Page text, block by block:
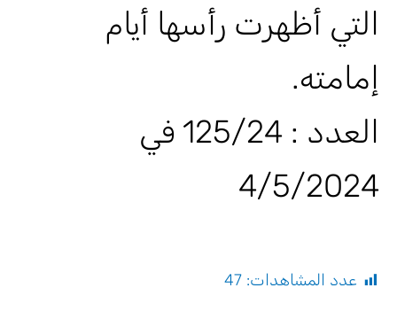
التي أظهرت رأسها أيام
إمامته.
العدد : 125/24 في
4/5/2024
عدد المشاهدات: 47